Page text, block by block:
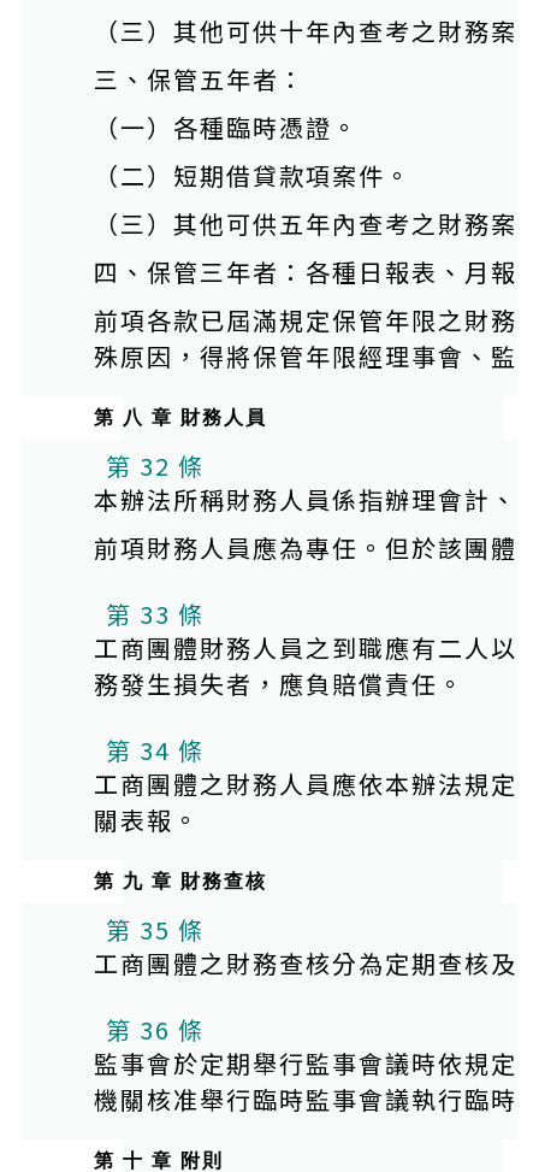
（三）其他可供十年內查考之財務案
三、保管五年者：
（一）各種臨時憑證。
（二）短期借貸款項案件。
（三）其他可供五年內查考之財務案
四、保管三年者：各種日報表、月報
前項各款已屆滿規定保管年限之財務
殊原因，得將保管年限經理事會、監
第 八 章 財務人員
第 32 條
本辦法所稱財務人員係指辦理會計、
前項財務人員應為專任。但於該團體
第 33 條
工商團體財務人員之到職應有二人以
務發生損失者，應負賠償責任。
第 34 條
工商團體之財務人員應依本辦法規定
關表報。
第 九 章 財務查核
第 35 條
工商團體之財務查核分為定期查核及
第 36 條
監事會於定期舉行監事會議時依規定
機關核准舉行臨時監事會議執行臨時
第 十 章 附則